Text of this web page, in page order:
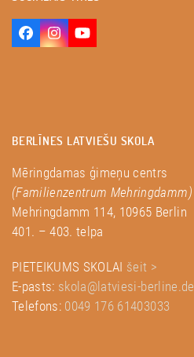
Facebook
InstagramYouTube
BERLĪNES LATVIEŠU SKOLA
Mēringdamas ģimeņu centrs
(Familienzentrum Mehringdamm)
Mehringdamm 114, 10965 Berlin
401. – 403. telpa
PIETEIKUMS SKOLAI šeit >
E-pasts: skola@latviesi-berline.de
Telefons: 0049 176 61403033